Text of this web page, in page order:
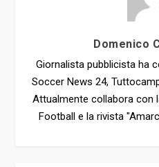
Domenico
Giornalista pubblicista ha
Soccer News 24,
Attualmente collabora con
Football e la rivista